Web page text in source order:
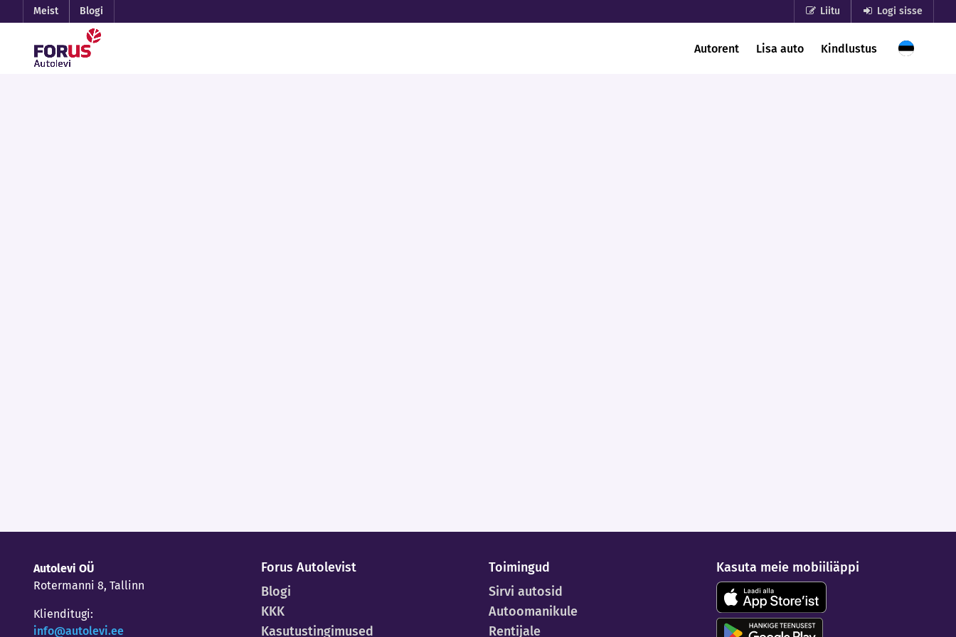
Meist Blogi Liitu Logi sisse
Autorent Lisa auto Kindlustus
Autolevi OÜ
Rotermanni 8, Tallinn
Klienditugi:
info@autolevi.ee
Forus Autolevist
Blogi
KKK
Kasutustingimused
Toimingud
Sirvi autosid
Autoomanikule
Rentijale
Kasuta meie mobiiliäppi